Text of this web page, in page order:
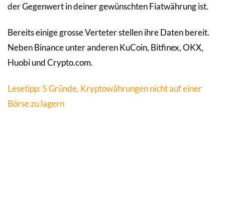
der Gegenwert in deiner gewünschten Fiatwährung ist.
Bereits einige grosse Verteter stellen ihre Daten bereit.
Neben Binance unter anderen KuCoin, Bitfinex, OKX,
Huobi und Crypto.com.
Lesetipp: 5 Gründe, Kryptowährungen nicht auf einer
Börse zu lagern